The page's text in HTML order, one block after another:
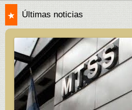
Últimas noticias